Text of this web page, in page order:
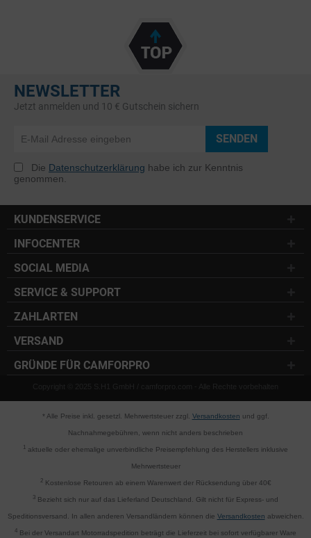
NEWSLETTER
Jetzt anmelden und 10 € Gutschein sichern
SENDEN
Die Datenschutzerklärung habe ich zur Kenntnis
genommen.
KUNDENSERVICE
INFOCENTER
SOCIAL MEDIA
SERVICE & SUPPORT
ZAHLARTEN
VERSAND
GRÜNDE FÜR CAMFORPRO
Copyright © 2025 S.H1 GmbH / camforpro.com - Alle Rechte vorbehalten
* Alle Preise inkl. gesetzl. Mehrwertsteuer zzgl. Versandkosten und ggf.
Nachnahmegebühren, wenn nicht anders beschrieben
aktuelle oder ehemalige unverbindliche Preisempfehlung des Herstellers inklusive
Mehrwertsteuer
2Kostenlose Retouren ab einem Warenwert der Rücksendung über 40€
3 Bezieht sich nur auf das Lieferland Deutschland. Gilt nicht für Express- und
Speditionsversand. In allen anderen Versandländern können die Versandkosten abweichen.
4 Bei der Versandart Motorradspedition beträgt die Lieferzeit bei sofort verfügbarer Ware